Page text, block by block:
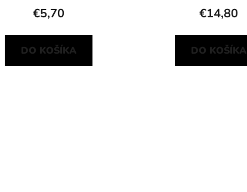
€5,70
DO KOŠÍKA
€14,80
DO KOŠÍKA